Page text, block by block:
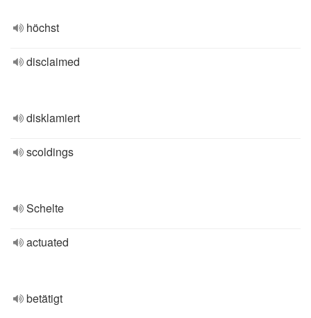
höchst
disclaimed
disklamiert
scoldings
Schelte
actuated
betätigt